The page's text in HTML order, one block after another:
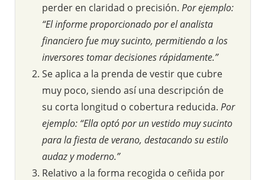
perder en claridad o precisión. Por ejemplo:
“El informe proporcionado por el analista
financiero fue muy sucinto, permitiendo a los
inversores tomar decisiones rápidamente.”
Se aplica a la prenda de vestir que cubre
muy poco, siendo así una descripción de
su corta longitud o cobertura reducida. Por
ejemplo: “Ella optó por un vestido muy sucinto
para la fiesta de verano, destacando su estilo
audaz y moderno.”
Relativo a la forma recogida o ceñida por